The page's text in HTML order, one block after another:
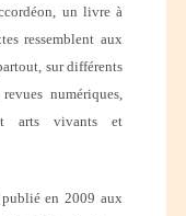
un livre à
ressemblent aux
sur différents
numériques,
arts vivants et
en 2009 aux